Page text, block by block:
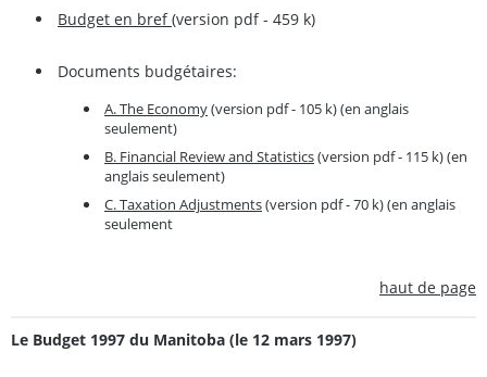
Budget en bref(version pdf - 459 k)
Documents budgétaires:
A. The Economy(version pdf - 105 k) (en anglais
seulement)
B. Financial Review and Statistics(version pdf - 115 k) (en
anglais seulement)
C. Taxation Adjustments(version pdf - 70 k) (en anglais
seulement
haut de page
Le Budget 1997 du Manitoba (le 12 mars 1997)